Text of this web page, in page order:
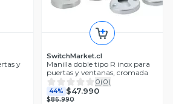
y
SwitchMarket.cl
Manilla doble tipo R inox para
puertas y ventanas, cromada
0(0)
44% $47.990
$86.990